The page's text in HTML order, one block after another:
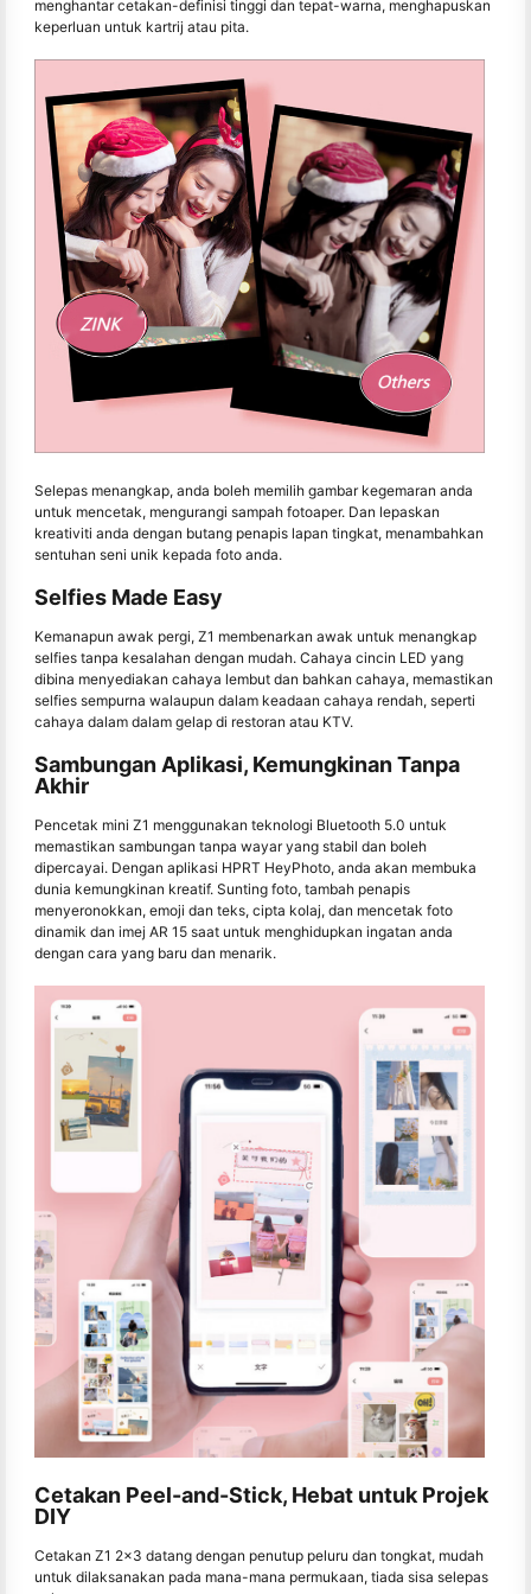
menghantar cetakan-definisi tinggi dan tepat-warna, menghapuskan
keperluan untuk kartrij atau pita.
Selepas menangkap, anda boleh memilih gambar kegemaran anda
untuk mencetak, mengurangi sampah fotoaper. Dan lepaskan
kreativiti anda dengan butang penapis lapan tingkat, menambahkan
sentuhan seni unik kepada foto anda.
Selfies Made Easy
Kemanapun awak pergi, Z1 membenarkan awak untuk menangkap
selfies tanpa kesalahan dengan mudah. Cahaya cincin LED yang
dibina menyediakan cahaya lembut dan bahkan cahaya, memastikan
selfies sempurna walaupun dalam keadaan cahaya rendah, seperti
cahaya dalam dalam gelap di restoran atau KTV.
Sambungan Aplikasi, Kemungkinan Tanpa
Akhir
Pencetak mini Z1 menggunakan teknologi Bluetooth 5.0 untuk
memastikan sambungan tanpa wayar yang stabil dan boleh
dipercayai. Dengan aplikasi HPRT HeyPhoto, anda akan membuka
dunia kemungkinan kreatif. Sunting foto, tambah penapis
menyeronokkan, emoji dan teks, cipta kolaj, dan mencetak foto
dinamik dan imej AR 15 saat untuk menghidupkan ingatan anda
dengan cara yang baru dan menarik.
Cetakan Peel-and-Stick, Hebat untuk Projek
DIY
Cetakan Z1 2x3 datang dengan penutup peluru dan tongkat, mudah
untuk dilaksanakan pada mana-mana permukaan, tiada sisa selepas